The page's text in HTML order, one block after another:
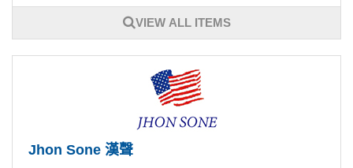
VIEW ALL ITEMS
Jhon Sone 漢聲